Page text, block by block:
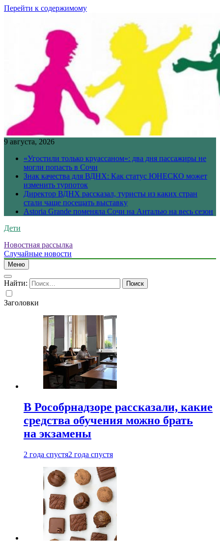
Перейти к содержимому
9 августа, 2026
«Угостили только круассаном»: два дня пассажиры не
могли попасть в Сочи
Знак качества для ВДНХ: Как статус ЮНЕСКО может
изменить турпоток
Директор ВДНХ рассказал, туристы из каких стран
стали чаще посещать выставку
Astoria Grande поменяла Сочи на Анталью на весь сезон
Дети
Новостная рассылка
Случайные новости
Меню
Найти:
Заголовки
В Рособрнадзоре рассказали, какие
средства обучения можно брать
на экзамены
2 года спустя2 года спустя